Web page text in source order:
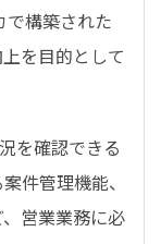
で構築された
を目的として
を確認できる
件管理機能、
営業業務に必